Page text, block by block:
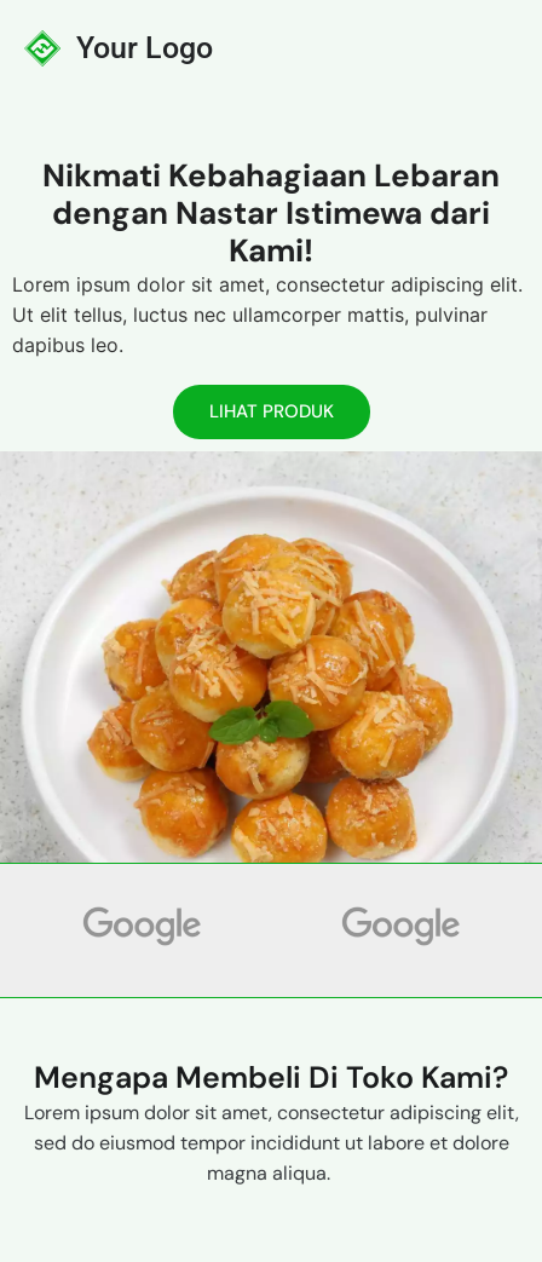
Your Logo
Nikmati Kebahagiaan Lebaran
dengan Nastar Istimewa dari
Kami!
Lorem ipsum dolor sit amet, consectetur adipiscing elit.
Ut elit tellus, luctus nec ullamcorper mattis, pulvinar
dapibus leo.
LIHAT PRODUK
Mengapa Membeli Di Toko Kami?
Lorem ipsum dolor sit amet, consectetur adipiscing elit,
sed do eiusmod tempor incididunt ut labore et dolore
magna aliqua.